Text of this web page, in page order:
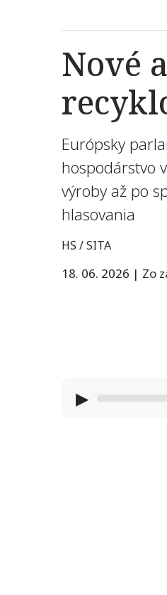
Nové
Európsky
hospodárstvo
výroby až po
hlasovania
HS / SITA
18. 06. 2026 | Zo
▶